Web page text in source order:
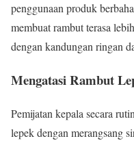
penggunaan produk
membuat rambut terasa
dengan kandungan ringan
Mengatasi Rambut
Pemijatan kepala secara
lepek dengan merangsang